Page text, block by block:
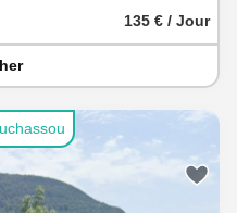
135 € / Jour